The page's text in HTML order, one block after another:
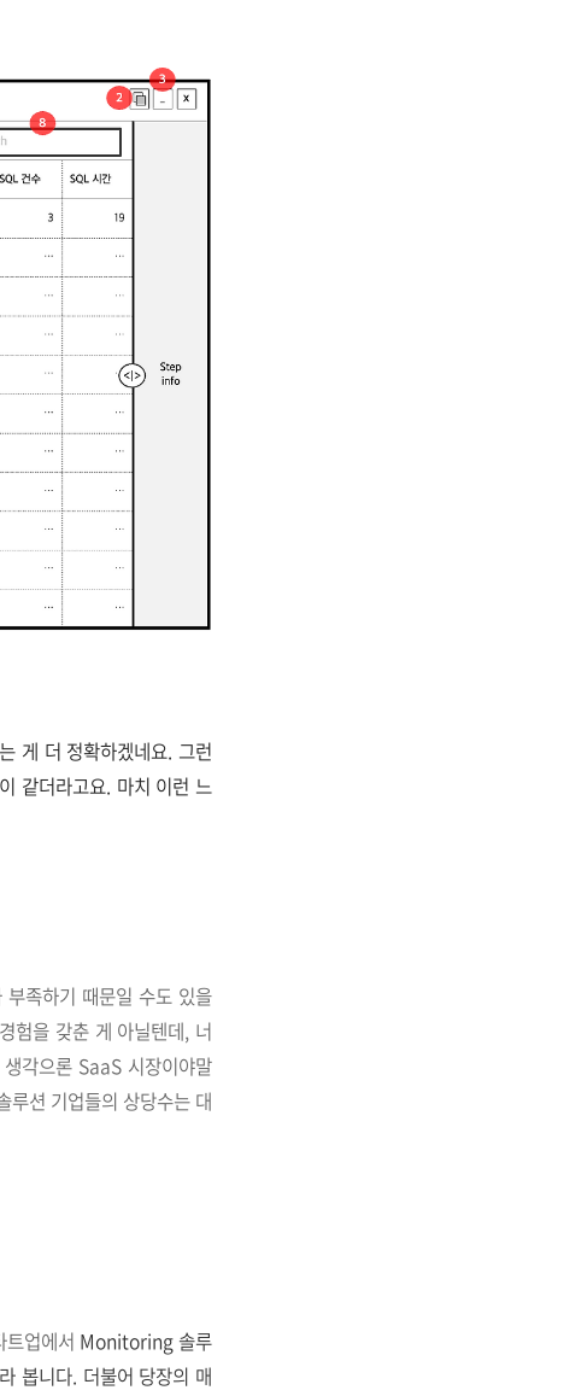
게 더 정확하겠네요. 그런
같더라고요. 마치 이런 느
족하기 때문일 수도 있을
험을 갖춘 게 아닐텐데, 너
각으론 SaaS 시장이야말
루션 기업들의 상당수는 대
업에서 Monitoring 솔루
봅니다. 더불어 당장의 매